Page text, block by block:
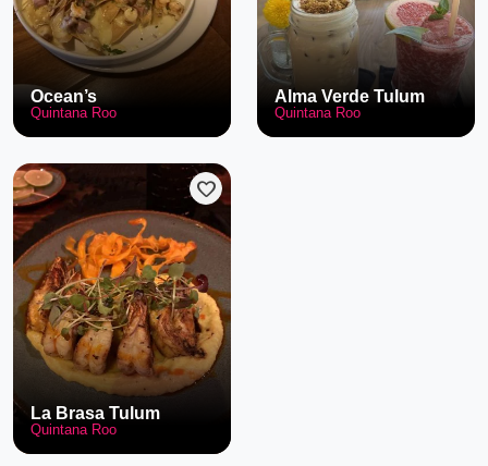
Ocean’s
Quintana Roo
Alma Verde Tulum
Quintana Roo
favorite
La Brasa Tulum
Quintana Roo